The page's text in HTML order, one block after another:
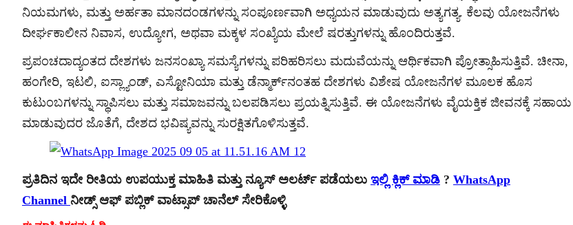
ನಿಯಮಗಳು, ಮತ್ತು ಅರ್ಹತಾ ಮಾನದಂಡಗಳನ್ನು ಸಂಪೂರ್ಣವಾಗಿ ಅಧ್ಯಯನ ಮಾಡುವುದು ಅತ್ಯಗತ್ಯ. ಕೆಲವು ಯೋಜನೆಗಳು
ದೀರ್ಘಕಾಲೀನ ನಿವಾಸ, ಉದ್ಯೋಗ, ಅಥವಾ ಮಕ್ಕಳ ಸಂಖ್ಯೆಯ ಮೇಲೆ ಷರತ್ತುಗಳನ್ನು ಹೊಂದಿರುತ್ತವೆ.
ಪ್ರಪಂಚದಾದ್ಯಂತದ ದೇಶಗಳು ಜನಸಂಖ್ಯಾ ಸಮಸ್ಯೆಗಳನ್ನು ಪರಿಹರಿಸಲು ಮದುವೆಯನ್ನು ಆರ್ಥಿಕವಾಗಿ ಪ್ರೋತ್ಸಾಹಿಸುತ್ತಿವೆ. ಚೀನಾ,
ಹಂಗೇರಿ, ಇಟಲಿ, ಐಸ್ಲ್ಯಾಂಡ್, ಎಸ್ಟೋನಿಯಾ ಮತ್ತು ಡೆನ್ಮಾರ್ಕ್‌ನಂತಹ ದೇಶಗಳು ವಿಶೇಷ ಯೋಜನೆಗಳ ಮೂಲಕ ಹೊಸ
ಕುಟುಂಬಗಳನ್ನು ಸ್ಥಾಪಿಸಲು ಮತ್ತು ಸಮಾಜವನ್ನು ಬಲಪಡಿಸಲು ಪ್ರಯತ್ನಿಸುತ್ತಿವೆ. ಈ ಯೋಜನೆಗಳು ವೈಯಕ್ತಿಕ ಜೀವನಕ್ಕೆ ಸಹಾಯ
ಮಾಡುವುದರ ಜೊತೆಗೆ, ದೇಶದ ಭವಿಷ್ಯವನ್ನು ಸುರಕ್ಷಿತಗೊಳಿಸುತ್ತವೆ.
ಪ್ರತಿದಿನ ಇದೇ ರೀತಿಯ ಉಪಯುಕ್ತ ಮಾಹಿತಿ ಮತ್ತು ನ್ಯೂಸ್ ಅಲರ್ಟ್ ಪಡೆಯಲು ಇಲ್ಲಿ ಕ್ಲಿಕ್ ಮಾಡಿ ? WhatsApp
Channel ನೀಡ್ಸ್ ಆಫ್ ಪಬ್ಲಿಕ್ ವಾಟ್ಸಾಪ್ ಚಾನೆಲ್ ಸೇರಿಕೊಳ್ಳಿ